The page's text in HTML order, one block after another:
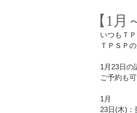
【1
いつもＴ
ＴＰＳＰ
1月23日の
ご予約も可
1月
23日(木)